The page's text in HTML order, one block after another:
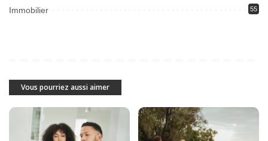
Immobilier 55
Vous pourriez aussi aimer